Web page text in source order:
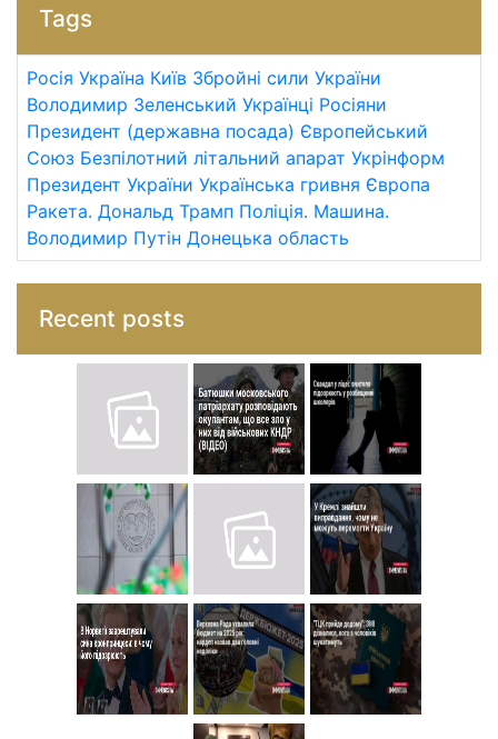
Tags
Росія Україна Київ Збройні сили України
Володимир Зеленський Українці Росіяни
Президент (державна посада) Європейський
Союз Безпілотний літальний апарат Укрінформ
Президент України Українська гривня Європа
Ракета. Дональд Трамп Поліція. Машина.
Володимир Путін Донецька область
Recent posts